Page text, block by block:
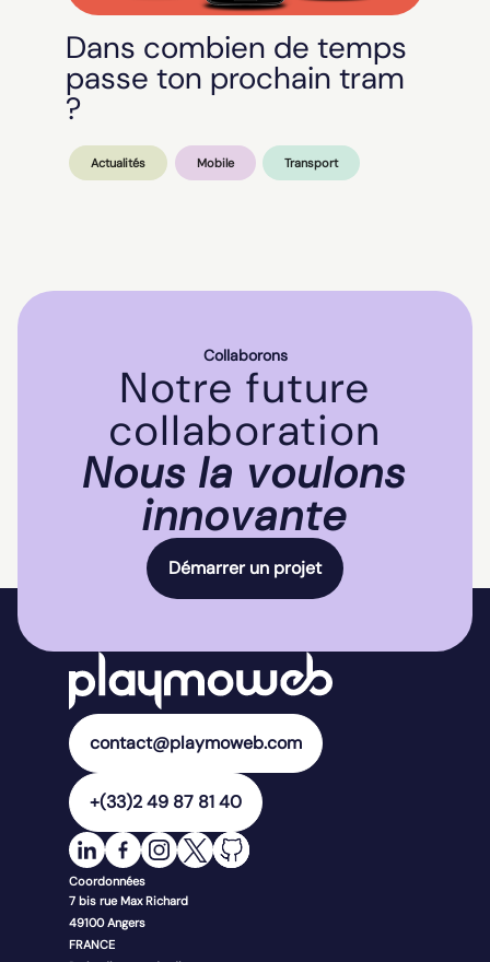
Dans combien de temps
passe ton prochain tram
?
Actualités Mobile Transport
Collaborons
Notre future
collaboration
Nous la voulons
innovante
Démarrer un projet
contact@playmoweb.com
+(33)2 49 87 81 40
Coordonnées
7 bis rue Max Richard
49100 Angers
FRANCE